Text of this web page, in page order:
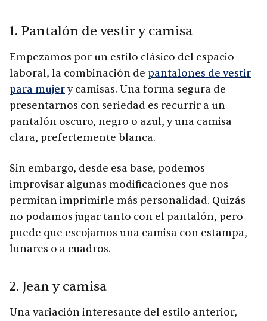
1. Pantalón de vestir y camisa
Empezamos por un estilo clásico del espacio
laboral, la combinación de pantalones de vestir
para mujery camisas. Una forma segura de
presentarnos con seriedad es recurrir a un
pantalón oscuro, negro o azul, y una camisa
clara, prefertemente blanca.
Sin embargo, desde esa base, podemos
improvisar algunas modificaciones que nos
permitan imprimirle más personalidad. Quizás
no podamos jugar tanto con el pantalón, pero
puede que escojamos una camisa con estampa,
lunares o a cuadros.
2. Jean y camisa
Una variación interesante del estilo anterior,